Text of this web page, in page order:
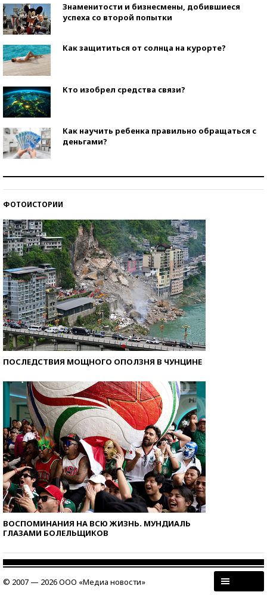
Знаменитости и бизнесмены, добившиеся
успеха со второй попытки
Как защититься от солнца на курорте?
Кто изобрел средства связи?
Как научить ребенка правильно обращаться с
деньгами?
ФОТОИСТОРИИ
ПОСЛЕДСТВИЯ МОЩНОГО ОПОЛЗНЯ В ЧУНЦИНЕ
ВОСПОМИНАНИЯ НА ВСЮ ЖИЗНЬ. МУНДИАЛЬ
ГЛАЗАМИ БОЛЕЛЬЩИКОВ
© 2007 — 2026 ООО «Медиа новости»